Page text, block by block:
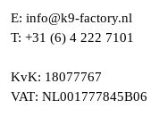
E: info@k9-factory.nl
T: +31 (6) 4 222 7101
KvK: 18077767
VAT: NL001777845B06